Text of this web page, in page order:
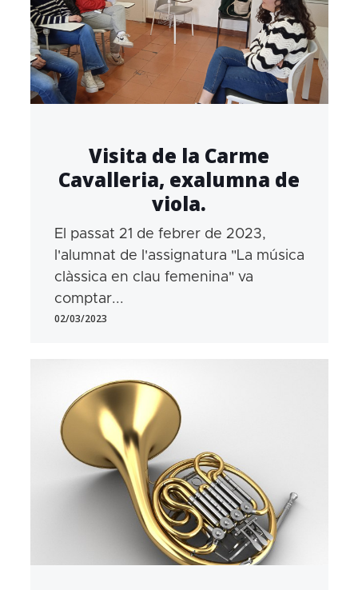
Visita de la Carme
Cavalleria, exalumna de
viola.
El passat 21 de febrer de 2023,
l'alumnat de l'assignatura "La música
clàssica en clau femenina" va
comptar...
02/03/2023